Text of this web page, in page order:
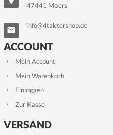
47441 Moers
info@4taktershop.de
ACCOUNT
Mein Account
Mein Warenkorb
Einloggen
Zur Kasse
VERSAND